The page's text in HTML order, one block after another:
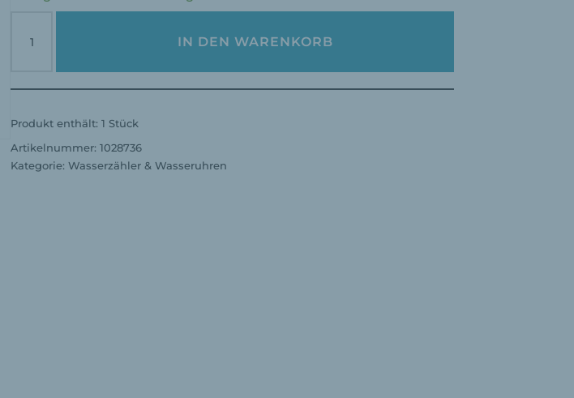
IN DEN WARENKORB
Produkt enthält: 1 Stück
Artikelnummer:1028736
Kategorie:Wasserzähler & Wasseruhren